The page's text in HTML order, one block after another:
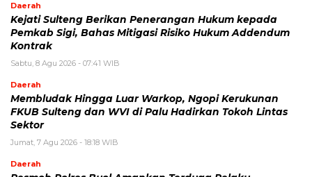
Daerah
Kejati Sulteng Berikan Penerangan Hukum kepada
Pemkab Sigi, Bahas Mitigasi Risiko Hukum Addendum
Kontrak
Sabtu, 8 Agu 2026 - 07:41 WIB
Daerah
Membludak Hingga Luar Warkop, Ngopi Kerukunan
FKUB Sulteng dan WVI di Palu Hadirkan Tokoh Lintas
Sektor
Jumat, 7 Agu 2026 - 18:18 WIB
Daerah